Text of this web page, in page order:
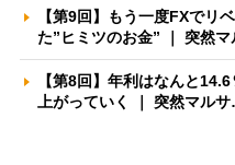
【第9回】もう一度FXで
た”ヒミツのお金” ｜ 突然
【第8回】年利はなんと
上がっていく ｜ 突然マル